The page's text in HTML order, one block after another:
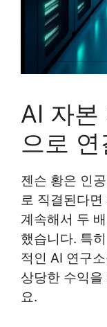
AI 자본
으로 연
젠슨 황은 인
로 직결된다
계속해서 두
했습니다. 특
적인 AI 연구
상당한 수익
요.